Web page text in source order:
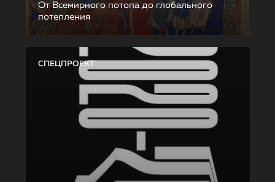
От Всемирного потопа до глобального
потепления
СПЕЦПРОЕКТ